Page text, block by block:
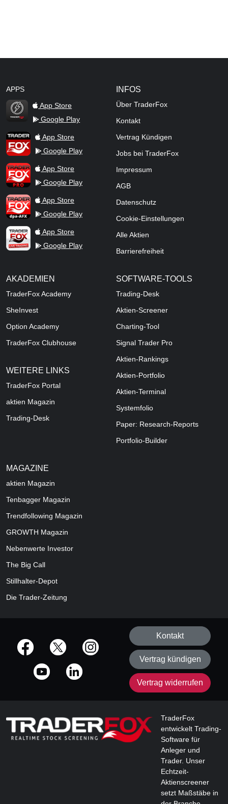
APPS
TraderFox Flash
App Store
Google Play
TraderFox AppApp Store
Google Play
TraderFox ProApp Store
Google Play
TraderFox dpa-AFX ProFeed
App Store
Google Play
TraderFox Live Trading
App Store
Google Play
INFOS
Über TraderFox
Kontakt
Vertrag Kündigen
Jobs bei TraderFox
Impressum
AGB
Datenschutz
Cookie-Einstellungen
Alle Aktien
Barrierefreiheit
AKADEMIEN
TraderFox Academy
SheInvest
Option Academy
TraderFox Clubhouse
WEITERE LINKS
TraderFox Portal
aktien Magazin
Trading-Desk
SOFTWARE-TOOLS
Trading-Desk
Aktien-Screener
Charting-Tool
Signal Trader Pro
Aktien-Rankings
Aktien-Portfolio
Aktien-Terminal
Systemfolio
Paper: Research-Reports
Portfolio-Builder
MAGAZINE
aktien Magazin
Tenbagger Magazin
Trendfollowing Magazin
GROWTH Magazin
Nebenwerte Investor
The Big Call
Stillhalter-Depot
Die Trader-Zeitung
offizielle Social Media-Accounts
Kontakt
Vertrag kündigen
Vertrag widerrufen
TraderFox
entwickelt Trading-
Software für
Anleger und
Trader. Unser
Echtzeit-
Aktienscreener
setzt Maßstäbe in